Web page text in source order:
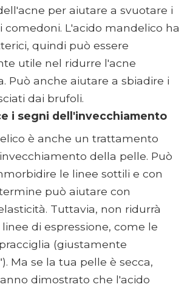
per aiutare a svuotare i
comedoni. L'acido mandelico ha
quindi può essere
utile nel ridurre l'acne
Può anche aiutare a sbiadire i
dai brufoli.
i segni dell'invecchiamento
è anche un trattamento
della pelle. Può
le linee sottili e con
può aiutare con
Tuttavia, non ridurrà
di espressione, come le
(giustamente
Ma se la tua pelle è secca,
dimostrato che l'acido